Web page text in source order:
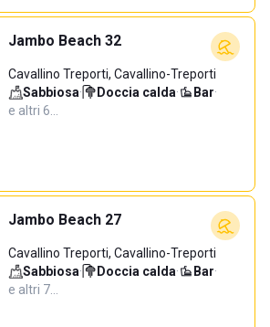
Jambo Beach 32
Cavallino Treporti, Cavallino-Treporti
Sabbiosa· Doccia calda· Bar·
e altri 6…
Jambo Beach 27
Cavallino Treporti, Cavallino-Treporti
Sabbiosa· Doccia calda· Bar·
e altri 7…